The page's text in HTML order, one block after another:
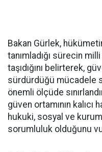
Bakan Gürlek,
tanımladığı sürecin
taşıdığını belirterek,
sürdürdüğü mücadele
önemli ölçüde
güven ortamının kalıcı
hukuki, sosyal ve
sorumluluk olduğunu